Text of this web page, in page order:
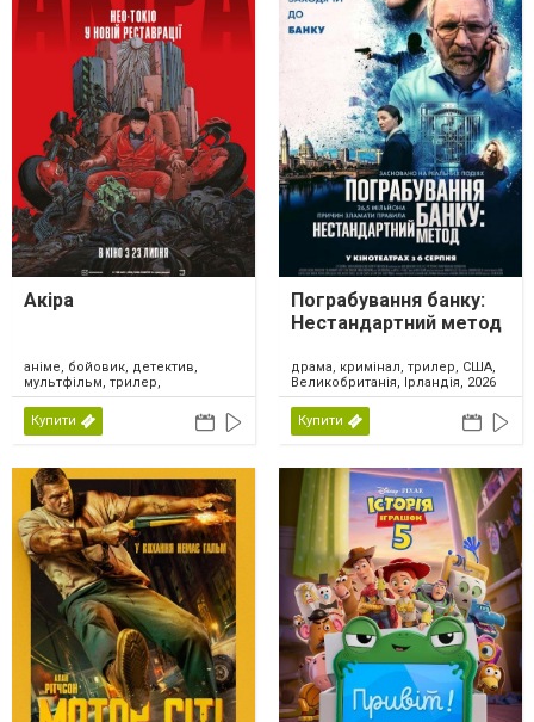
Акіра
аніме, бойовик, детектив,
мультфільм, трилер,
фантастика, Японія, 2026
Купити
Пограбування банку:
Нестандартний метод
драма, кримінал, трилер, США,
Великобританія, Ірландія, 2026
Купити